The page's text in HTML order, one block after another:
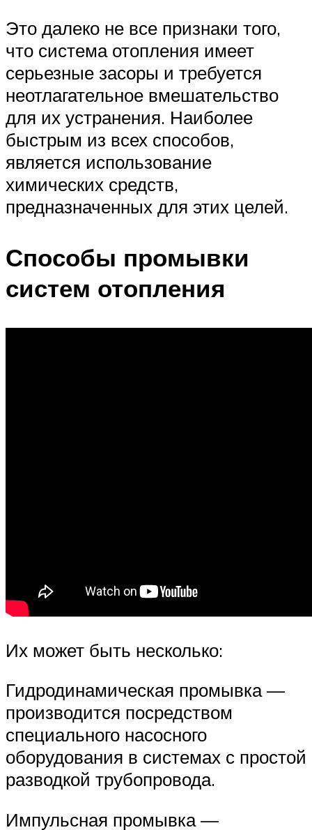
Это далеко не все признаки того,
что система отопления имеет
серьезные засоры и требуется
неотлагательное вмешательство
для их устранения. Наиболее
быстрым из всех способов,
является использование
химических средств,
предназначенных для этих целей.
Способы промывки
систем отопления
Их может быть несколько:
Гидродинамическая промывка —
производится посредством
специального насосного
оборудования в системах с простой
разводкой трубопровода.
Импульсная промывка —